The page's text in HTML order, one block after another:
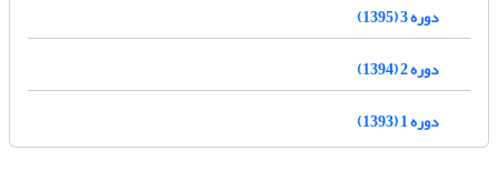
دوره 3 (1395)
دوره 2 (1394)
دوره 1 (1393)